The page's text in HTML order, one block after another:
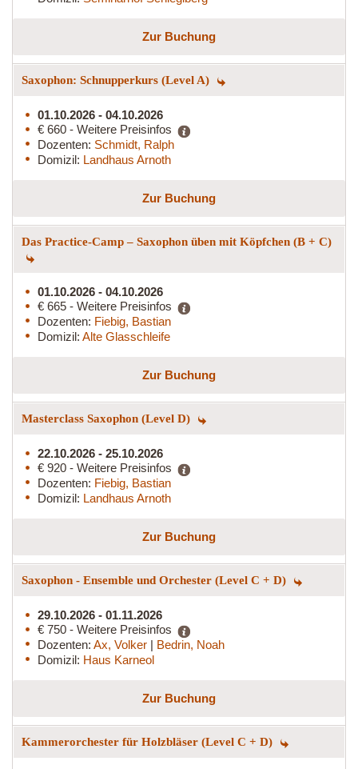
Zur Buchung
Saxophon: Schnupperkurs (Level A)
01.10.2026 - 04.10.2026
€ 660 - Weitere Preisinfos
Dozenten: Schmidt, Ralph
Domizil: Landhaus Arnoth
Zur Buchung
Das Practice-Camp – Saxophon üben mit Köpfchen (B + C)
01.10.2026 - 04.10.2026
€ 665 - Weitere Preisinfos
Dozenten: Fiebig, Bastian
Domizil: Alte Glasschleife
Zur Buchung
Masterclass Saxophon (Level D)
22.10.2026 - 25.10.2026
€ 920 - Weitere Preisinfos
Dozenten: Fiebig, Bastian
Domizil: Landhaus Arnoth
Zur Buchung
Saxophon - Ensemble und Orchester (Level C + D)
29.10.2026 - 01.11.2026
€ 750 - Weitere Preisinfos
Dozenten: Ax, Volker | Bedrin, Noah
Domizil: Haus Karneol
Zur Buchung
Kammerorchester für Holzbläser (Level C + D)